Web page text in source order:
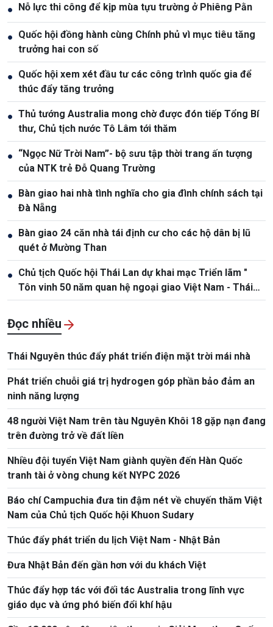
● Nỗ lực thi công để kịp mùa tựu trường ở Phiêng Pằn
● Quốc hội đồng hành cùng Chính phủ vì mục tiêu tăng
trưởng hai con số
● Quốc hội xem xét đầu tư các công trình quốc gia để
thúc đẩy tăng trưởng
● Thủ tướng Australia mong chờ được đón tiếp Tổng Bí
thư, Chủ tịch nước Tô Lâm tới thăm
● “Ngọc Nữ Trời Nam”- bộ sưu tập thời trang ấn tượng
của NTK trẻ Đỗ Quang Trường
● Bàn giao hai nhà tình nghĩa cho gia đình chính sách tại
Đà Nẵng
● Bàn giao 24 căn nhà tái định cư cho các hộ dân bị lũ
quét ở Mường Than
● Chủ tịch Quốc hội Thái Lan dự khai mạc Triển lãm "
Tôn vinh 50 năm quan hệ ngoại giao Việt Nam - Thái
Lan"
Đọc nhiều
Thái Nguyên thúc đẩy phát triển điện mặt trời mái nhà
Phát triển chuỗi giá trị hydrogen góp phần bảo đảm an
ninh năng lượng
48 người Việt Nam trên tàu Nguyên Khôi 18 gặp nạn đang
trên đường trở về đất liền
Nhiều đội tuyển Việt Nam giành quyền đến Hàn Quốc
tranh tài ở vòng chung kết NYPC 2026
Báo chí Campuchia đưa tin đậm nét về chuyến thăm Việt
Nam của Chủ tịch Quốc hội Khuon Sudary
Thúc đẩy phát triển du lịch Việt Nam - Nhật Bản
Đưa Nhật Bản đến gần hơn với du khách Việt
Thúc đẩy hợp tác với đối tác Australia trong lĩnh vực
giáo dục và ứng phó biến đổi khí hậu